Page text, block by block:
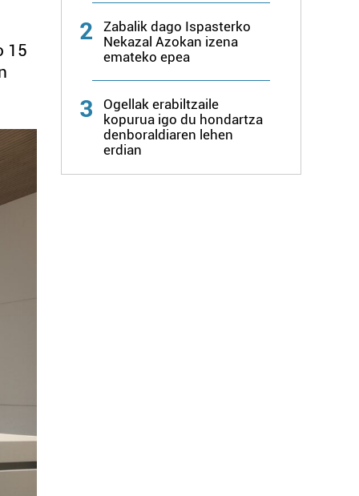
15
2
Zabalik dago Ispasterko
Nekazal Azokan izena
emateko epea
3
Ogellak erabiltzaile
kopurua igo du hondartza
denboraldiaren lehen
erdian